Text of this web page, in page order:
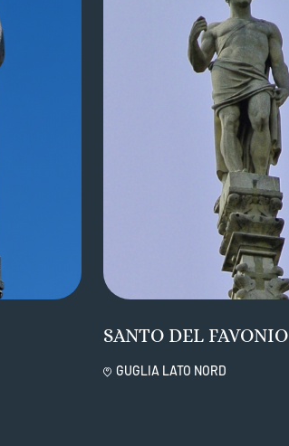
SANTO DEL FAVONIO
GUGLIA LATO NORD